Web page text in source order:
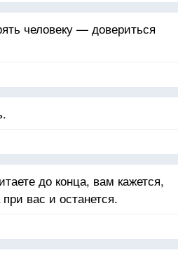
человеку — довериться
до конца, вам кажется,
вас и останется.